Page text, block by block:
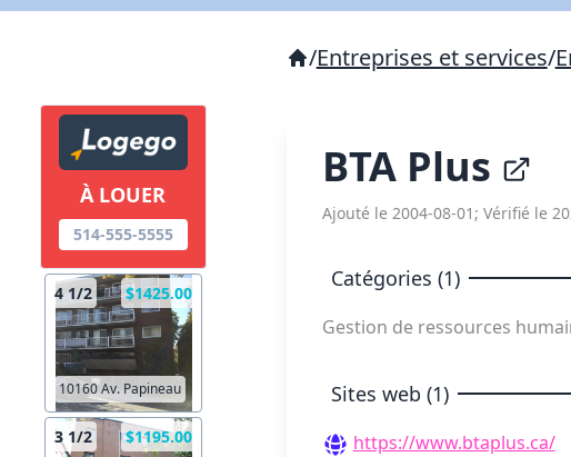
À LOUER
514-555-5555
4 1/2 $1425.00
10160 Av. Papineau
3 1/2 $1195.00
/Entreprises et services/
BTA Plus
Ajouté le 2004-08-01; Vérifié le
Catégories (1)
Gestion de ressources
Sites web (1)
https://www.btaplus.ca/